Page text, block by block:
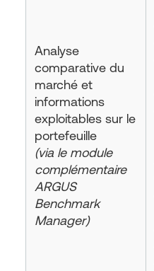
Analyse
comparative du
marché et
informations
exploitables sur le
portefeuille
(via le module
complémentaire
ARGUS
Benchmark
Manager)